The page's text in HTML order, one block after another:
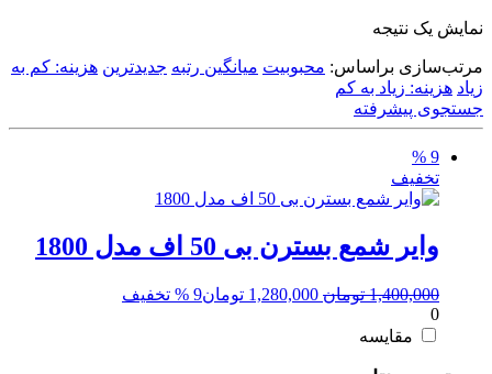
نمایش یک نتیجه
مرتب‌سازی براساس: محبوبیت میانگین رتبه جدیدترین هزینه: کم به
زیاد هزینه: زیاد به کم
جستجوی پیشرفته
9 %
تخفیف
وایر شمع بسترن بی 50 اف مدل 1800
1,400,000 تومان قیمت
1,280,000 تومان9 % تخفیف
0
مقایسه